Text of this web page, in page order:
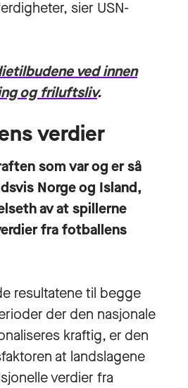
sier USN-
ved innen
og friluftsliv.
verdier
som var og er så
Norge og Island,
av at spillerne
fra fotballens
resultatene til begge
der den nasjonale
kraftig, er den
at landslagene
verdier fra